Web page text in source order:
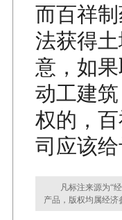
而百祥
法获得
意，如
动工建
权的，
司应该
凡标注来源为“经
产品，版权均属经